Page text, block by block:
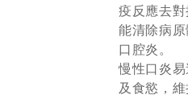
疫反應去
能清除病
口腔炎。
慢性口炎
及食慾，